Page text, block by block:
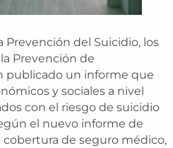
Prevención del Suicidio, los
Prevención de
publicado un informe que
y sociales a nivel
con el riesgo de suicidio
el nuevo informe de
cobertura de seguro médico,